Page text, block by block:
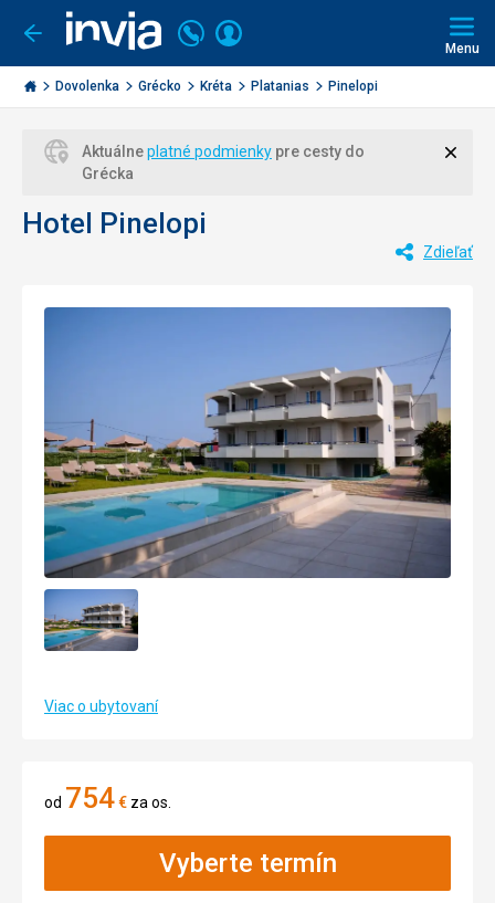
Ísť
späť
Invia.sk
Volajte
+421
2
3221
Prihlásiť
Menu
Dovolenka Grécko Kréta Platanias Pinelopi
Aktuálneplatné podmienky pre cesty do
Grécka
Hotel Pinelopi
Zdieľať
Viac o ubytovaní
od 754€ za os.
Vyberte termín